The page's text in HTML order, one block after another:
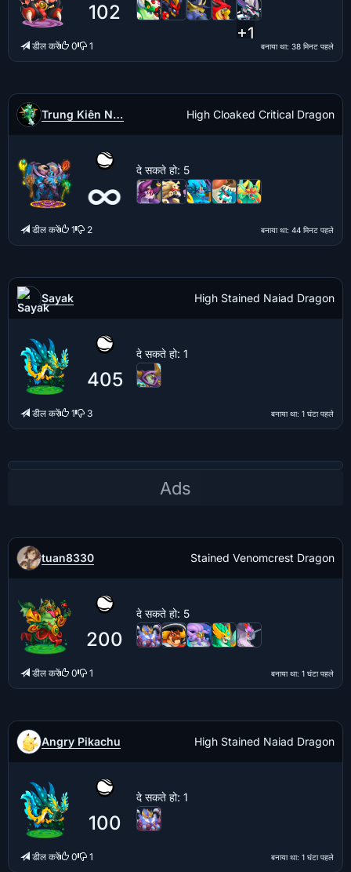
102
+1
बनाया था: 38 मिनट पहले
डील करें 0 1
Trung Kiên Nguyễn High Cloaked Critical Dragon
∞
दे सकते हो: 5
बनाया था: 44 मिनट पहले
डील करें 1 2
Sayak High Stained Naiad Dragon
405
दे सकते हो: 1
बनाया था: 1 घंटा पहले
डील करें 1 3
tuan8330 Stained Venomcrest Dragon
200
दे सकते हो: 5
बनाया था: 1 घंटा पहले
डील करें 0 1
Angry Pikachu High Stained Naiad Dragon
100
दे सकते हो: 1
बनाया था: 1 घंटा पहले
डील करें 0 1